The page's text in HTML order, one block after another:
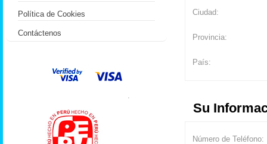
Ciudad:
Provincia:
País:
Su
Número de Teléfono:
Política de Cookies
Contáctenos
.